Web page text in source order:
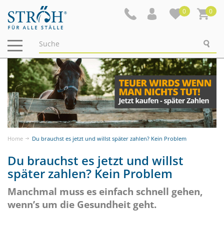
0 0
Navigation
ein-/ausblenden
Home Du brauchst es jetzt und willst später zahlen? Kein Problem
Du brauchst es jetzt und willst
später zahlen? Kein Problem
Manchmal muss es einfach schnell gehen,
wenn’s um die Gesundheit geht.